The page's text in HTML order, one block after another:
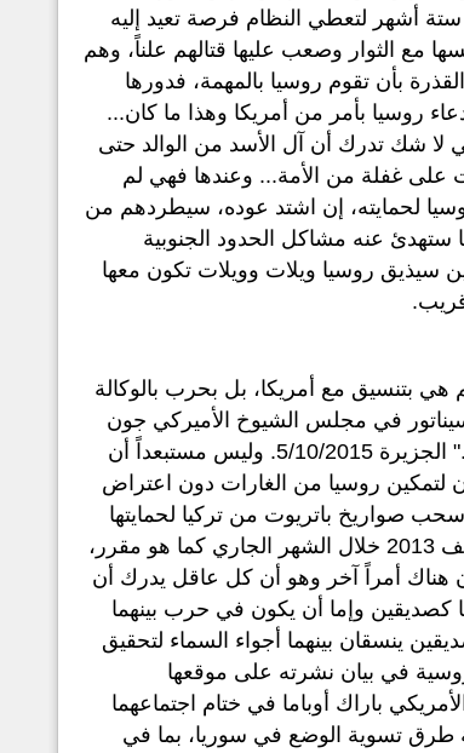
أشهر لتعطي النظام فرصة تعيد إليه
مع الثوار وصعب عليها قتالهم علناً، وهم
بأن تقوم روسيا بالمهمة، فدورها
روسيا بأمر من أمريكا وهذا ما كان...
لا شك تدرك أن آل الأسد من الوالد حتى
على غفلة من الأمة... وعندها فهي لم
لحمايته، إن اشتد عوده، سيطردهم من
عنه مشاكل الحدود الجنوبية
سيذيق روسيا ويلات وويلات تكون معها
بتنسيق مع أمريكا، بل بحرب بالوكالة
في مجلس الشيوخ الأميركي جون
ماكين قوله إن الولايات المتحدة منخرطة مع روسيا في حرب بالوكالة في سوريا..." الجزيرة 5/10/2015. وليس مستبعداً أن
لتمكين روسيا من الغارات دون اعتراض
صواريخ باتريوت من تركيا لحمايتها
من احتمال إطلاق صواريخ من سوريا. وسيتم سحب الصواريخ التي نشرت في صيف 2013 خلال الشهر الجاري كما هو مقرر،
في سوريا. المصدر أ.ف.ب" روسيا اليوم 2/10/2015)، ثم إن هناك أمراً آخر وهو أن كل عاقل يدرك أن
كصديقين وإما أن يكون في حرب بينهما
ينسقان بينهما أجواء السماء لتحقيق
في بيان نشرته على موقعها
ونظيره الأمريكي باراك أوباما في ختام اجتماعهما
طرق تسوية الوضع في سوريا، بما في